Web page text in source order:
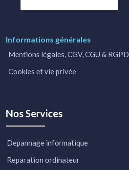
Informations générales
Mentions légales, CGV, CGU & RGPD
Cookies et vie privée
Nos Services
Depannage informatique
Reparation ordinateur